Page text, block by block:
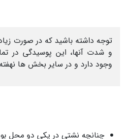
توجه داشته باشید که در صورت
و شدت آنها، این پوسیدگی در
وجود دارد و در سایر بخش ها
چنانچه نشتی در یکی دو محل